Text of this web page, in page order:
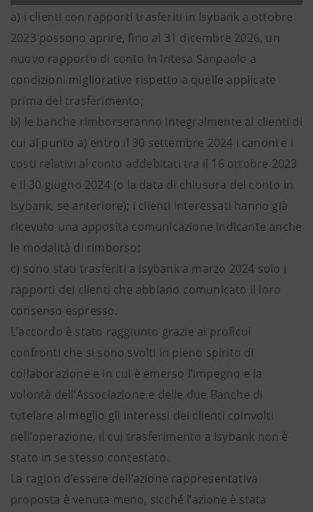
a) i clienti con rapporti trasferiti in Isybank a ottobre
2023 possono aprire, fino al 31 dicembre 2026, un
nuovo rapporto di conto in Intesa Sanpaolo a
condizioni migliorative rispetto a quelle applicate
prima del trasferimento;
b) le banche rimborseranno integralmente ai clienti di
cui al punto a) entro il 30 settembre 2024 i canoni e i
costi relativi al conto addebitati tra il 16 ottobre 2023
e il 30 giugno 2024 (o la data di chiusura del conto in
Isybank, se anteriore); i clienti interessati hanno già
ricevuto una apposita comunicazione indicante anche
le modalità di rimborso;
c) sono stati trasferiti a Isybank a marzo 2024 solo i
rapporti dei clienti che abbiano comunicato il loro
consenso espresso.
L’accordo è stato raggiunto grazie ai proficui
confronti che si sono svolti in pieno spirito di
collaborazione e in cui è emerso l’impegno e la
volontà dell’Associazione e delle due Banche di
tutelare al meglio gli interessi dei clienti coinvolti
nell’operazione, il cui trasferimento a Isybank non è
stato in se stesso contestato.
La ragion d’essere dell’azione rappresentativa
proposta è venuta meno, sicché l’azione è stata